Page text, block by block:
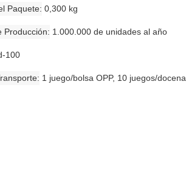
Paquete 0,300 kg
Producción 1.000.000 de unidades al año
100
1 juego/bolsa OPP, 10 juegos/docena